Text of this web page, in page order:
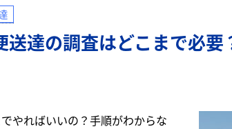
送達の調査はどこまで必
やればいいの？手順がわからな